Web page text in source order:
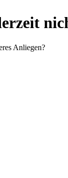
Anliegen?